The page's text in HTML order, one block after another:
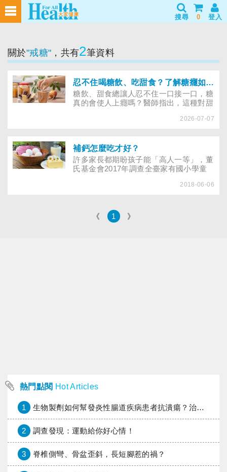
搜尋 0 登入
關於"戒糖" ，共有2筆資料
忍不住喝糖飲、吃甜食？了解糖癮如何形成
糖飲、甜食總讓人忍不住一口接一口，糖
真的會使人上癮嗎？醫師指出，這種對甜
動、大腦多巴胺反應及生活習慣有關，若
2026-07-07
補鈣怎麼吃才好？
許多家長都期盼孩子能「高人一等」，董
氏基金會2017年調查全臺家有國小學童
的目的是為了補充鈣質、幫助長高。2018-06-06
《 1 》
熱門點閱 Hot Articles
1 生物製劑如何幫發炎性腸道疾病患者抗潰瘍？治療進展與健保給付困境一次看
2 調查發現：運動給你好心情！
3 脊椎側彎、骨盆歪斜，長短腳惹的禍？